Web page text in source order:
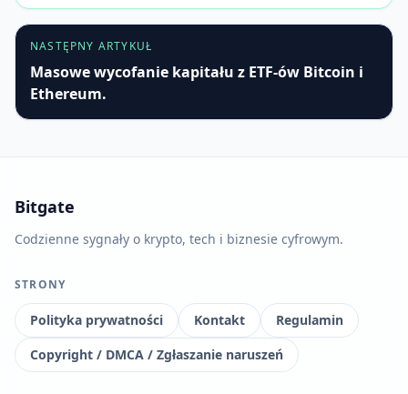
NASTĘPNY ARTYKUŁ
Masowe wycofanie kapitału z ETF-ów Bitcoin i
Ethereum.
Bitgate
Codzienne sygnały o krypto, tech i biznesie cyfrowym.
STRONY
Polityka prywatności Kontakt
Regulamin
Copyright / DMCA / Zgłaszanie naruszeń